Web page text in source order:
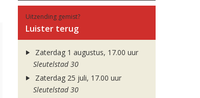
Uitzending gemist?
Luister terug
Zaterdag 1 augustus, 17.00 uur
Sleutelstad 30
Zaterdag 25 juli, 17.00 uur
Sleutelstad 30